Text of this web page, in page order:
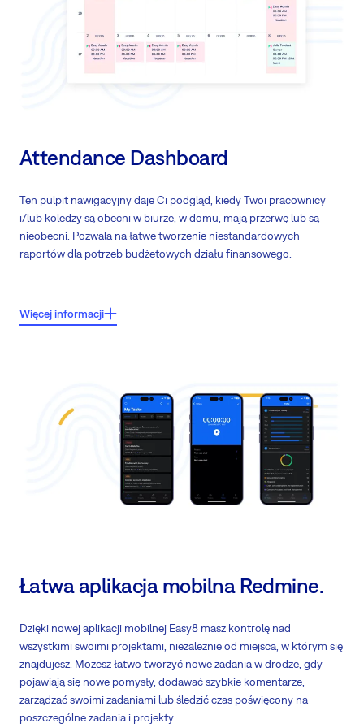
Attendance Dashboard
Ten pulpit nawigacyjny daje Ci podgląd, kiedy Twoi pracownicy
i/lub koledzy są obecni w biurze, w domu, mają przerwę lub są
nieobecni. Pozwala na łatwe tworzenie niestandardowych
raportów dla potrzeb budżetowych działu finansowego.
Przeglądaj zaplanowane godziny pracy w porównaniu do faktycznie
przepracowanych, aby przewidzieć potrzeby operacyjne
Przeglądaj i zatwierdzajwnioski urlopowe
Może służyć jako centralne miejsce pracy dla zarządzania
Więcej informacji
Łatwa aplikacja mobilna Redmine.
Dzięki nowej aplikacji mobilnej Easy8 masz kontrolę nad
wszystkimi swoimi projektami, niezależnie od miejsca, w którym się
znajdujesz. Możesz łatwo tworzyć nowe zadania w drodze, gdy
pojawiają się nowe pomysły, dodawać szybkie komentarze,
zarządzać swoimi zadaniami lub śledzić czas poświęcony na
poszczególne zadania i projekty.